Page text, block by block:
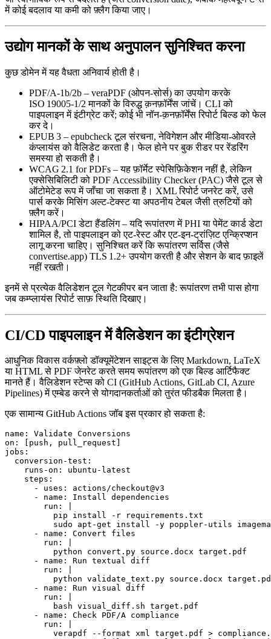
में कोई बदलाव या कमी को फ़्लैग किया जाए।
उद्योग मानकों के साथ अनुपालन सुनिश्चित करना
कुछ डोमेन में यह वैधता अनिवार्य होती है।
PDF/A‑1b/2b – veraPDF (ओपन‑सोर्स) का उपयोग करके
ISO 19005‑1/2 मानकों के विरुद्ध क़नफ़ॉर्मेंस जांचें। CLI को
पाइपलाइन में इंटीग्रेट करें; कोई भी नॉन‑क़नफ़ॉर्मेंस रिपोर्ट बिल्ड को फेल
कर दे।
EPUB 3 – epubcheckटूल संरचना, नेविगेशन और मीडिया‑ओवरले
कंप्लायंस को वैलिडेट करता है। फेल होने पर बुक रीडर पर रेंडरिंग
समस्या हो सकती है।
WCAG 2.1 for PDFs – यह फ़ॉर्मेट स्पेसिफ़िकेशन नहीं है, लेकिन
एक्सेसिबिलिटी को PDF Accessibility Checker (PAC)जैसे टूल से
ऑटोमेटेड रूप में जाँचा जा सकता है। XML रिपोर्ट जनरेट करें, उसे
पार्स करके मिसिंग अल्ट‑टेक्स्ट या अपठनीय टेबल जैसी त्रुटियों को
फ़्लैग करें।
HIPAA/PCI डेटा हैंडलिंग– यदि रूपांतरण में PHI या पेमेंट कार्ड डेटा
शामिल है, तो पाइपलाइन को एट‑रेस्ट और एट‑इन‑ट्रांज़िट एन्क्रिप्शन
लागू करना चाहिए। सुनिश्चित करें कि रूपांतरण सर्विस (जैसे
convertise.app) TLS 1.2+ उपयोग करती है और सेशन के बाद फ़ाइलें
नहीं रखती।
इनमें से प्रत्येक वैलिडेशन टूल गेटकीपर बन जाता है: रूपांतरण तभी पास होगा
जब कम्प्लायंस रिपोर्ट साफ़ स्थिति दिखाए।
CI/CD पाइपलाइन में वैलिडेशन का इंटीग्रेशन
आधुनिक विकास वर्कफ़्लो डॉक्यूमेंटेशन साइट्स के लिए Markdown, LaTeX
या HTML से PDF जेनरेट करते समय रूपांतरण को एक बिल्ड आर्टिफैक्ट
मानते हैं। वैलिडेशन स्टेप्स को CI (GitHub Actions, GitLab CI, Azure
Pipelines) में एम्बेड करने से योगदानकर्ताओं को तुरंत फीडबैक मिलता है।
एक सामान्य GitHub Actions जॉब इस प्रकार हो सकता है:
name: Validate Conversions
on: [push, pull_request]
jobs:
  conversion-test:
    runs-on: ubuntu-latest
    steps:
      - uses: actions/checkout@v3
      - name: Install dependencies
        run: |
          pip install -r requirements.txt
sudo apt-get install -y poppler-utils
      - name: Convert files
        run: |
          python convert.py source.docx target.pdf
      - name: Run textual diff
        run: |
python validate_text.py source.docx
      - name: Run visual diff
        run: |
          bash visual_diff.sh target.pdf
      - name: Check PDF/A compliance
        run: |
verapdf --format xml target.pdf >